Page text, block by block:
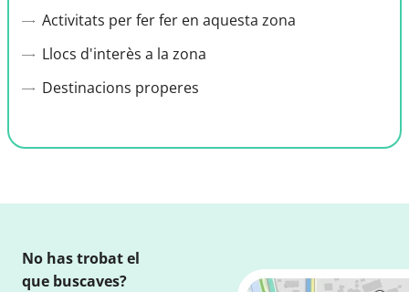
Activitats per fer fer en aquesta zona
Llocs d'interès a la zona
Destinacions properes
No has trobat el
que buscaves?